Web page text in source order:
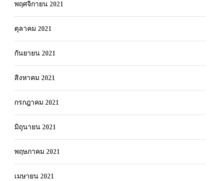
พฤศจิกายน 2021
ตุลาคม 2021
กันยายน 2021
สิงหาคม 2021
กรกฎาคม 2021
มิถุนายน 2021
พฤษภาคม 2021
เมษายน 2021